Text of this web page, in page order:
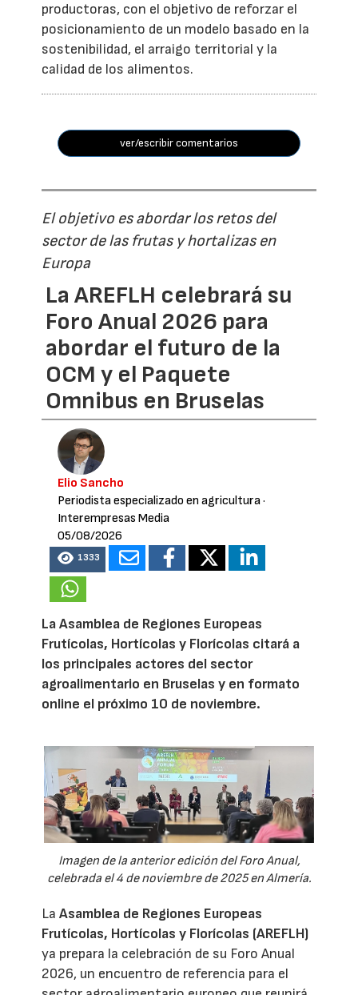
productoras, con el objetivo de reforzar el
posicionamiento de un modelo basado en la
sostenibilidad, el arraigo territorial y la
calidad de los alimentos.
ver/escribir comentarios
El objetivo es abordar los retos del
sector de las frutas y hortalizas en
Europa
La AREFLH celebrará su
Foro Anual 2026 para
abordar el futuro de la
OCM y el Paquete
Omnibus en Bruselas
Elio Sancho
Periodista especializado en agricultura·
Interempresas Media
05/08/2026
1333
La Asamblea de Regiones Europeas
Frutícolas, Hortícolas y Florícolas citará a
los principales actores del sector
agroalimentario en Bruselas y en formato
online el próximo 10 de noviembre.
Imagen de la anterior edición del Foro Anual,
celebrada el 4 de noviembre de 2025 en Almería.
LaAsamblea de Regiones Europeas
Frutícolas, Hortícolas y Florícolas (AREFLH)
ya prepara la celebración de su Foro Anual
2026, un encuentro de referencia para el